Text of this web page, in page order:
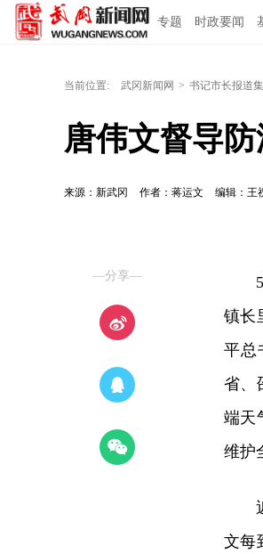
专题 时政要闻
当前位置: 武冈新闻网 > 书记市长报道集
唐伟文督导
来源：新武冈 作者：蒋运文 编辑：王
—分享—
镇长
平总
省、
端天
维护
文每